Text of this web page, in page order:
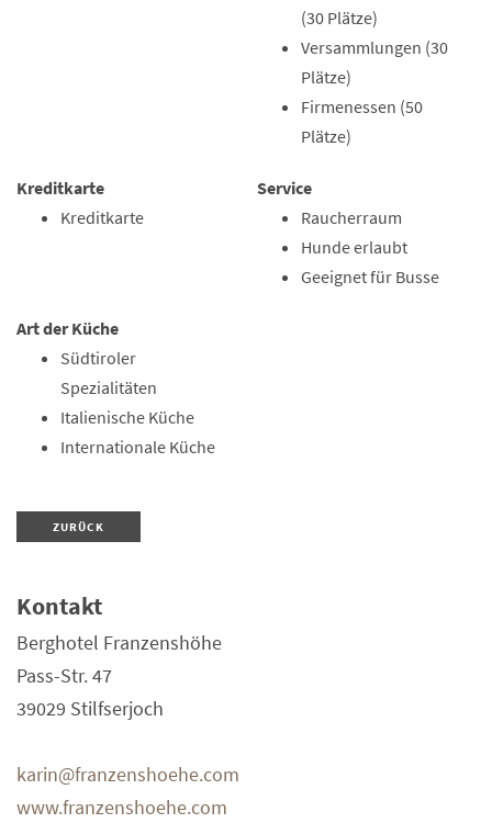
(30 Plätze)
Versammlungen (30
Plätze)
Firmenessen (50
Plätze)
Kreditkarte
Kreditkarte
Service
Raucherraum
Hunde erlaubt
Geeignet für Busse
Art der Küche
Südtiroler
Spezialitäten
Italienische Küche
Internationale Küche
ZURÜCK
Kontakt
Berghotel Franzenshöhe
Pass-Str. 47
39029 Stilfserjoch
karin@franzenshoehe.com
www.franzenshoehe.com